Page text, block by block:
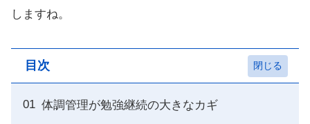
しますね。
目次
体調管理が勉強継続の大きなカギ